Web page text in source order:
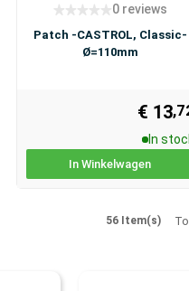
0 reviews
Patch -CASTROL, Classic-
Ø=110mm
€ 13
In
In Winkelwagen
56 Item(s)